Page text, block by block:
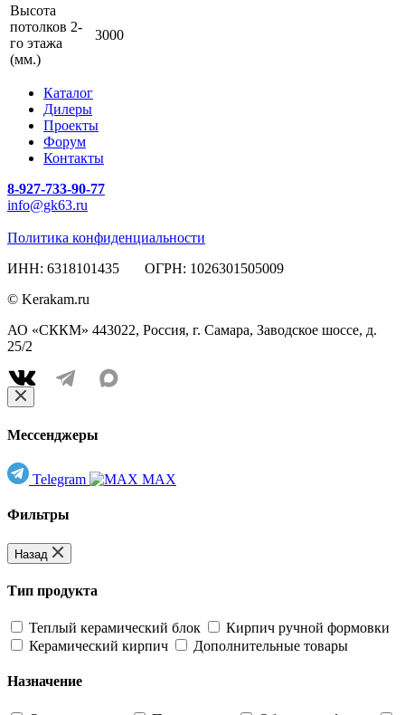
Высота
потолков 2-
го этажа
(мм.)
3000
Каталог
Дилеры
Проекты
Форум
Контакты
8-927-733-90-77
info@gk63.ru
Политика конфиденциальности
ИНН: 6318101435 ОГРН: 1026301505009
© Kerakam.ru
АО «СККМ» 443022, Россия, г. Самара, Заводское шоссе, д.
25/2
Мессенджеры
Telegram MAX
Фильтры
Назад
Тип продукта
Теплый керамический блок
Кирпич ручной формовки
Керамический кирпич
Дополнительные товары
Назначение